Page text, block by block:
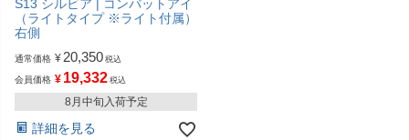
S13 シルビア | コンバットアイ
（ライトタイプ ※ライト付属）
右側
通常価格 ¥ 20,350 税込
会員価格 ¥ 19,332 税込
8月中旬入荷予定
詳細を見る